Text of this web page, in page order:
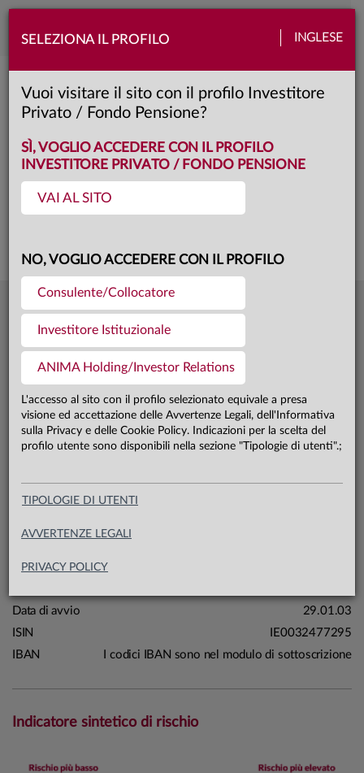
SELEZIONA IL PROFILO INGLESE
Vuoi visitare il sito con il profilo Investitore
Privato / Fondo Pensione?
SÌ, VOGLIO ACCEDERE CON IL PROFILO
INVESTITORE PRIVATO / FONDO PENSIONE
VAI AL SITO
NO, VOGLIO ACCEDERE CON IL PROFILO
Consulente/Collocatore
Investitore Istituzionale
ANIMA Holding/Investor Relations
L'accesso al sito con il profilo selezionato equivale a presa
visione ed accettazione delle Avvertenze Legali, dell'Informativa
sulla Privacy e delle Cookie Policy. Indicazioni per la scelta del
profilo utente sono disponibili nella sezione "Tipologie di utenti".;
TIPOLOGIE DI UTENTI
AVVERTENZE LEGALI
PRIVACY POLICY
Toggle
ANIMA Bond Dollar
Classe: Prestige
Questa è una comunicazione di marketing. Si prega di consultare il prospetto e
Ultima quota
04.08.26
Patrimonio fondo 31.07.26
Patrimonio classe Prestige 31.07.26
Carta di identità
Linea
Mercati
Sistema
Macrocategoria
Data di avvio
29.01.03
ISIN
IE0032477295
IBAN
I codici IBAN sono nel modulo di sottoscrizione
Indicatore sintetico di rischio